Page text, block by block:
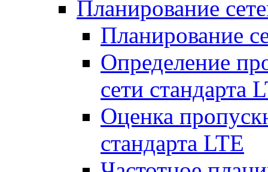
Планирование
Планирование
Определение
сети стандарта
Оценка
стандарта LTE